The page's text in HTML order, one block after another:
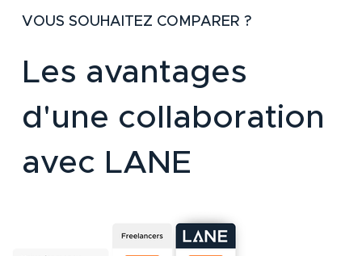
VOUS SOUHAITEZ COMPARER ?
Les avantages
d'une collaboration
avec LANE